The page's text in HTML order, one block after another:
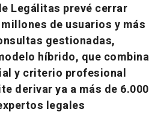
Legálitas prevé cerrar
de usuarios y más
gestionadas,
híbrido, que combina
y criterio profesional
derivar ya a más de 6.000
legales